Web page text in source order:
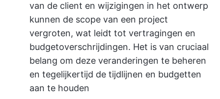
van de client en wijzigingen in het ontwerp
kunnen de scope van een project
vergroten, wat leidt tot vertragingen en
budgetoverschrijdingen. Het is van cruciaal
belang om deze veranderingen te beheren
en tegelijkertijd de tijdlijnen en budgetten
aan te houden